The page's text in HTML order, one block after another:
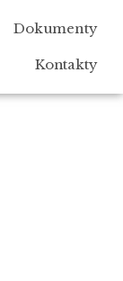
Dokumenty
Kontakty